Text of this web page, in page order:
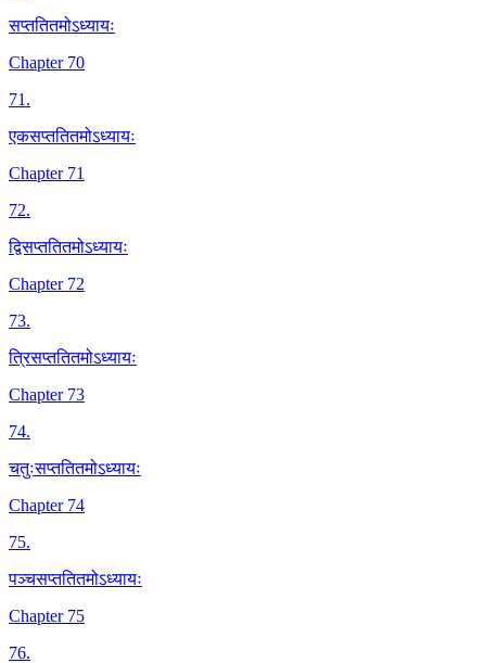
सप्ततितमोऽध्यायः
Chapter 70
71.
एकसप्ततितमोऽध्यायः
Chapter 71
72.
द्विसप्ततितमोऽध्यायः
Chapter 72
73.
त्रिसप्ततितमोऽध्यायः
Chapter 73
74.
चतुःसप्ततितमोऽध्यायः
Chapter 74
75.
पञ्चसप्ततितमोऽध्यायः
Chapter 75
76.